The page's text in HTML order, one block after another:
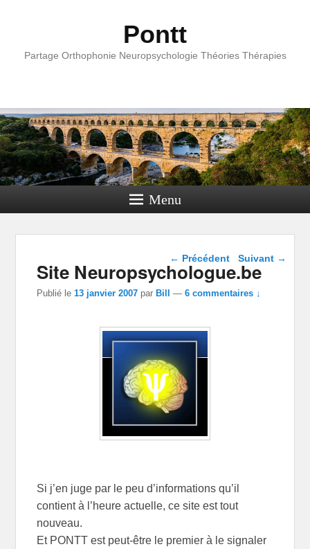
Pontt
Partage Orthophonie Neuropsychologie Théories Thérapies
Menu
Navigation dans les
articles
← Précédent Suivant →
Site Neuropsychologue.be
Publié le13 janvier 2007 par Bill —6 commentaires ↓
Si j’en juge par le peu d’informations qu’il
contient à l’heure actuelle, ce site est tout
nouveau.
Et PONTT est peut-être le premier à le signaler